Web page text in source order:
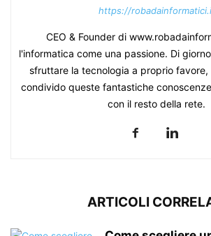
https://
CEO & Founder di
l'informatica come una passione. Di
sfruttare la tecnologia a proprio favore,
condivido queste fantastiche
con il resto della rete.
ARTICOLI